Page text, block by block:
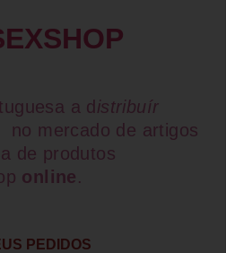
a d istribuír
no mercado de artigos
de produtos
online.
PEDIDOS